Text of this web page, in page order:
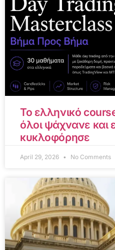
Το ελληνικό
όλοι ψάχνανε και
κυκλοφόρησε
April 29, 2026 No Comments